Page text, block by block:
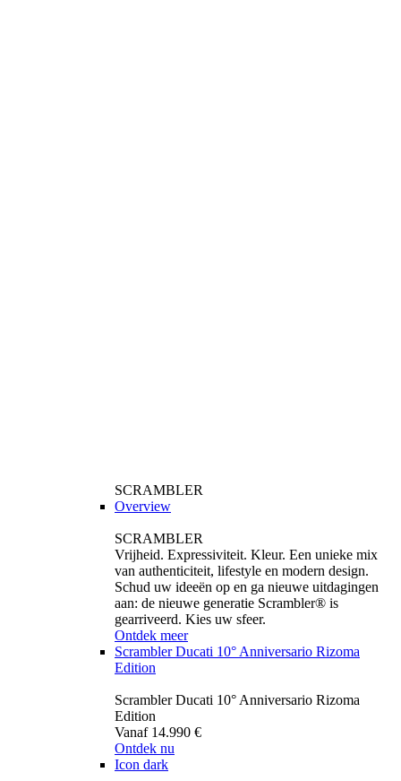
SCRAMBLER
Overview
SCRAMBLER
Vrijheid. Expressiviteit. Kleur. Een unieke mix
van authenticiteit, lifestyle en modern design.
Schud uw ideeën op en ga nieuwe uitdagingen
aan: de nieuwe generatie Scrambler® is
gearriveerd. Kies uw sfeer.
Ontdek meer
Scrambler Ducati 10° Anniversario Rizoma
Edition
Scrambler Ducati 10° Anniversario Rizoma
Edition
Vanaf 14.990 €
Ontdek nu
Icon dark